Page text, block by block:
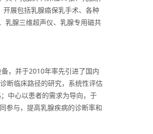
展包括乳腺癌保乳手术、各种
乳腺三维超声仪、乳腺专用磁共
，并于2010年率先引进了国内
断临床路径的研究，系统性评估
中心以患者的需求为导向，于
参与，提高乳腺疾病的诊断率和